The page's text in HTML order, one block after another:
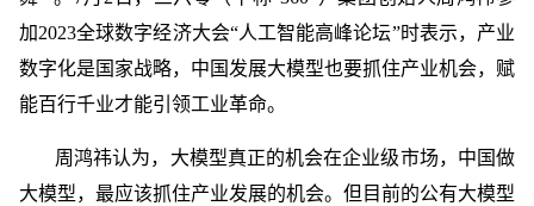
加2023全球数字经济大会“人工智能高峰论坛”时表示，产业
数字化是国家战略，中国发展大模型也要抓住产业机会，赋
能百行千业才能引领工业革命。
周鸿祎认为，大模型真正的机会在企业级市场，中国做
大模型，最应该抓住产业发展的机会。但目前的公有大模型